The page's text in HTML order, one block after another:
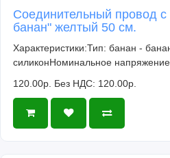
Соединительный провод
банан" желтый 50 см.
Характеристики:Тип: банан -
силиконНоминальное
120.00р. Без НДС: 120.00р.